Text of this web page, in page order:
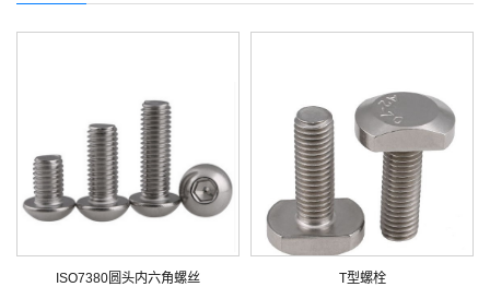
ISO7380圆头内六角螺丝 T型螺栓